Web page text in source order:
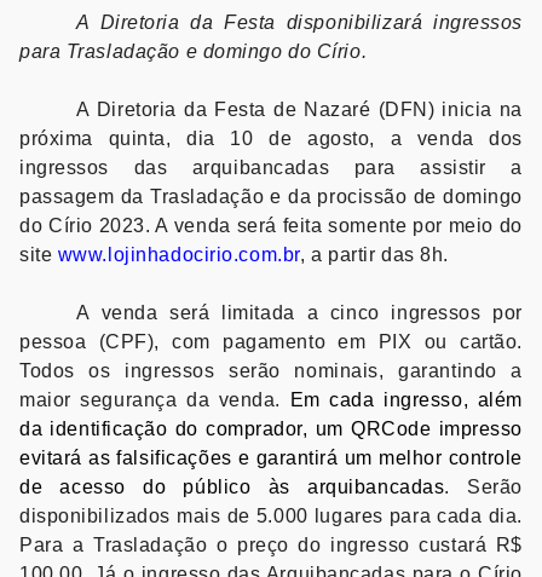
A Diretoria da Festa disponibilizará ingressos
para Trasladação e domingo do Círio.
A Diretoria da Festa de Nazaré (DFN) inicia na
próxima quinta, dia 10 de agosto, a venda dos
ingressos das arquibancadas para assistir a
passagem da Trasladação e da procissão de domingo
do Círio 2023. A venda será feita somente por meio do
site www.lojinhadocirio.com.br, a partir das 8h.
A venda será limitada a
cinco ingressos por
pessoa (CPF), com pagamento em PIX ou cartão.
Todos os ingressos serão nominais, garantindo a
maior segurança da venda.
Em cada ingresso, além
da identificação do comprador, um QRCode impresso
evitará as falsificações e garantirá um melhor controle
de acesso do público às arquibancadas. Serão
disponibilizados mais de 5.000 lugares para cada dia.
Para a Trasladação o preço do ingresso custará R$